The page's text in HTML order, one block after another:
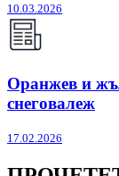
10.03.2026
Оранжев и
снеговалеж
17.02.2026